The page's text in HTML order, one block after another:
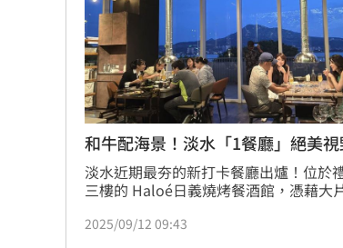
和牛配海景！淡水「1餐廳」絕美
淡水近期最夯的新打卡餐廳出爐！位於
三樓的 Haloé日義燒烤餐酒館，憑藉大
美食家陳鴻指出，在這裡，享受的不只是
2025/09/12 09:43